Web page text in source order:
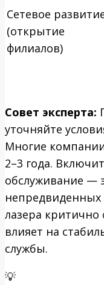
Сетевое
(открытие
филиалов)
Совет эксперта:
уточняйте
Многие
2–3 года.
обслуживание —
непредвиденных
лазера
влияет на
службы.
💡